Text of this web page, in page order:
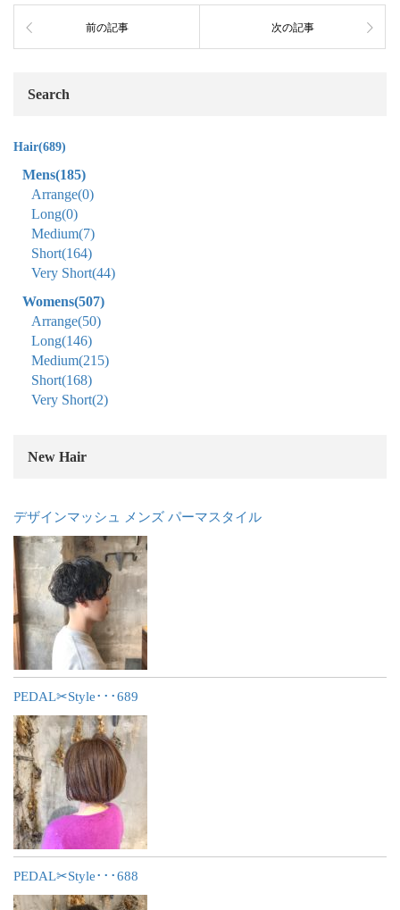
前の記事 次の記事
Search
Hair(689)
Mens(185)
Arrange(0)
Long(0)
Medium(7)
Short(164)
Very Short(44)
Womens(507)
Arrange(50)
Long(146)
Medium(215)
Short(168)
Very Short(2)
New Hair
デザインマッシュ メンズ パーマスタイル
PEDAL✂︎Style･･･689
PEDAL✂︎Style･･･688